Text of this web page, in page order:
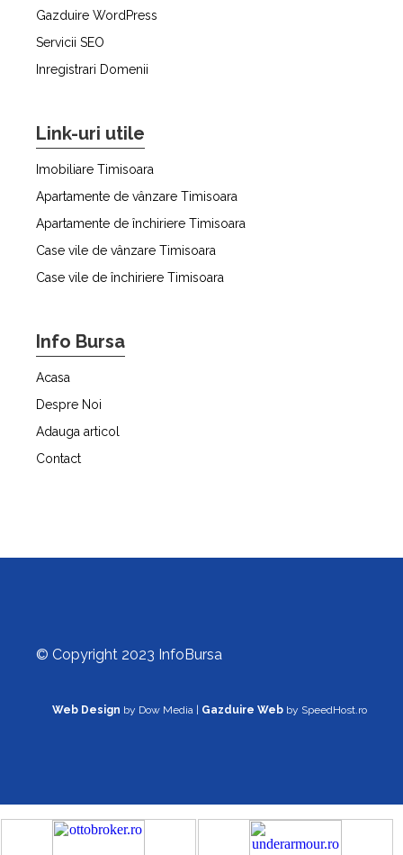
Gazduire WordPress
Servicii SEO
Inregistrari Domenii
Link-uri utile
Imobiliare Timisoara
Apartamente de vânzare Timisoara
Apartamente de închiriere Timisoara
Case vile de vânzare Timisoara
Case vile de închiriere Timisoara
Info Bursa
Acasa
Despre Noi
Adauga articol
Contact
© Copyright 2023 InfoBursa
Web Design by Dow Media | Gazduire Web by SpeedHost.ro